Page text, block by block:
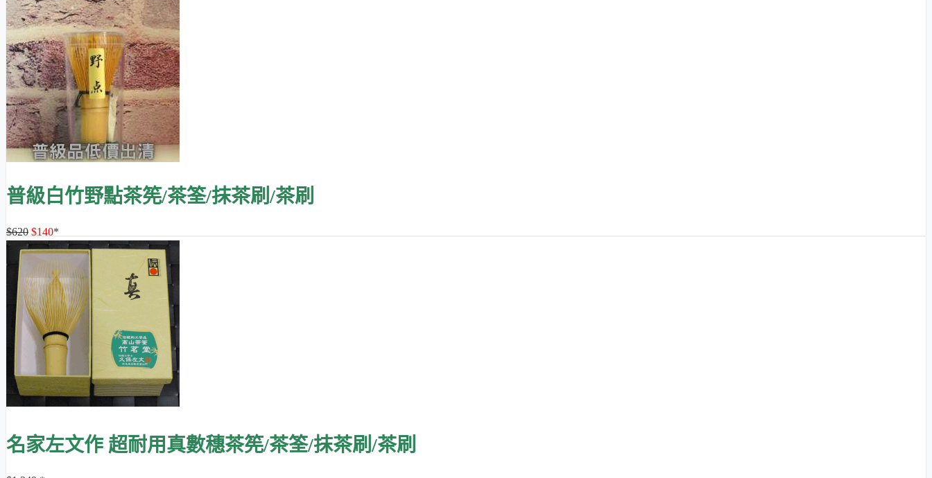
普級白竹野點茶筅/茶筌/抹茶刷/茶刷
$620 $140*
名家左文作 超耐用真數穗茶筅/茶筌/抹茶刷/茶刷